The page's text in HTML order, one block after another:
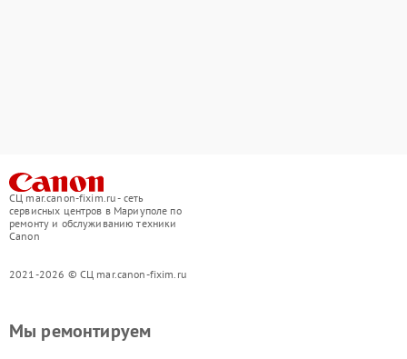
СЦ mar.canon-fixim.ru - сеть
сервисных центров в Мариуполе по
ремонту и обслуживанию техники
Canon
2021-2026 © СЦ mar.canon-fixim.ru
Мы ремонтируем